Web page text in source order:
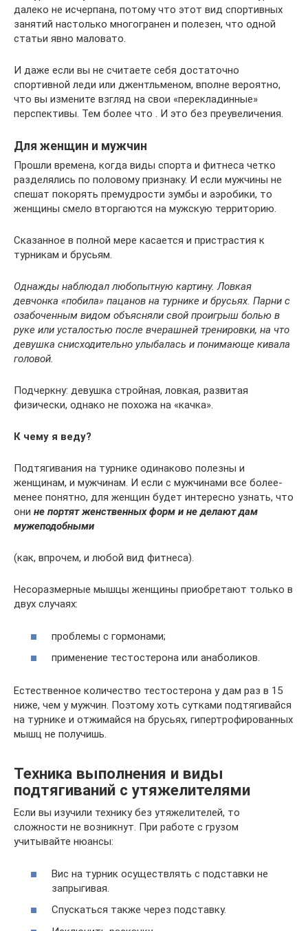
далеко не исчерпана, потому что этот вид спортивных
занятий настолько многогранен и полезен, что одной
статьи явно маловато.
И даже если вы не считаете себя достаточно
спортивной леди или джентльменом, вполне вероятно,
что вы измените взгляд на свои «перекладинные»
перспективы. Тем более что . И это без преувеличения.
Для женщин и мужчин
Прошли времена, когда виды спорта и фитнеса четко
разделялись по половому признаку. И если мужчины не
спешат покорять премудрости зумбы и аэробики, то
женщины смело вторгаются на мужскую территорию.
Сказанное в полной мере касается и пристрастия к
турникам и брусьям.
Однажды наблюдал любопытную картину. Ловкая
девчонка «побила» пацанов на турнике и брусьях. Парни с
озабоченным видом объясняли свой проигрыш болью в
руке или усталостью после вчерашней тренировки, на что
девушка снисходительно улыбалась и понимающе кивала
головой.
Подчеркну: девушка стройная, ловкая, развитая
физически, однако не похожа на «качка».
К чему я веду?
Подтягивания на турнике одинаково полезны и
женщинам, и мужчинам. И если с мужчинами все более-
менее понятно, для женщин будет интересно узнать, что
они не портят женственных форм и не делают дам
мужеподобными
(как, впрочем, и любой вид фитнеса).
Несоразмерные мышцы женщины приобретают только в
двух случаях:
проблемы с гормонами;
применение тестостерона или анаболиков.
Естественное количество тестостерона у дам раз в 15
ниже, чем у мужчин. Поэтому хоть сутками подтягивайся
на турнике и отжимайся на брусьях, гипертрофированных
мышц не получишь.
Техника выполнения и виды
подтягиваний с утяжелителями
Если вы изучили технику без утяжелителей, то
сложности не возникнут. При работе с грузом
учитывайте нюансы:
Вис на турник осуществлять с подставки не
запрыгивая.
Спускаться также через подставку.